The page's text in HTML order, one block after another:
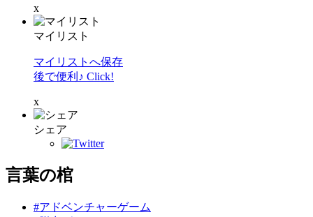
x
マイリスト
マイリストへ保存
後で便利♪ Click!
x
シェア
言葉の棺
#アドベンチャーゲーム